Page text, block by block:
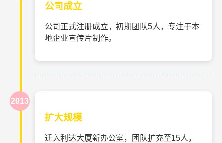
公司成立
公司正式注册成立，初期团队5人，专注于本
地企业宣传片制作。
2013
扩大规模
迁入利达大厦新办公室，团队扩充至15人，